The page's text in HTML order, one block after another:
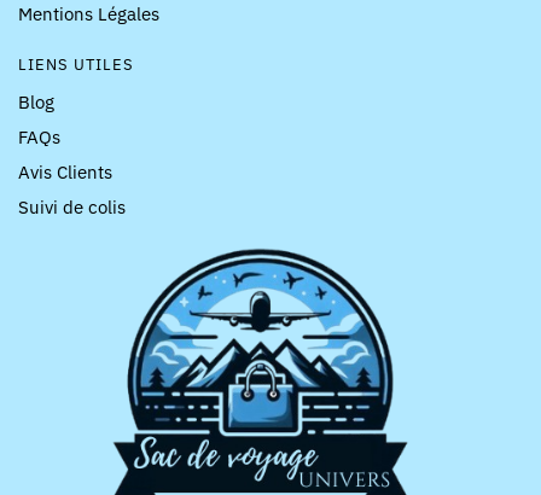
Mentions Légales
LIENS UTILES
Blog
FAQs
Avis Clients
Suivi de colis